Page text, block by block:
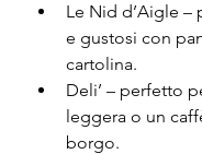
Le Nid d’Aigle –
e gustosi con
cartolina.
Deli’ – perfetto
leggera o un
borgo.